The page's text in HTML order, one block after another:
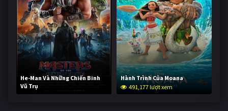
He-Man Và Những Chiến Binh
Vũ Trụ
240,018 lượt xem
Hành Trình Của Moana
491,177 lượt xem